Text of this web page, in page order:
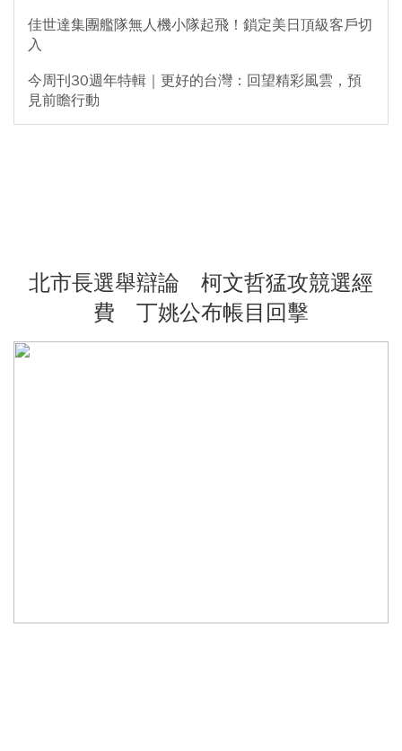
佳世達集團艦隊無人機小隊起飛！鎖定美日頂級客戶切
入
今周刊30週年特輯｜更好的台灣：回望精彩風雲，預
見前瞻行動
北市長選舉辯論 柯文哲猛攻競選經
費 丁姚公布帳目回擊